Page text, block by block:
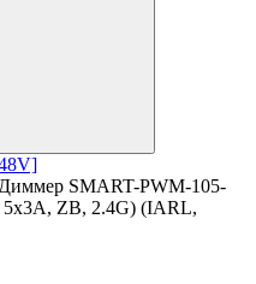
SMART-PWM-105-
ZB, 2.4G) (IARL,